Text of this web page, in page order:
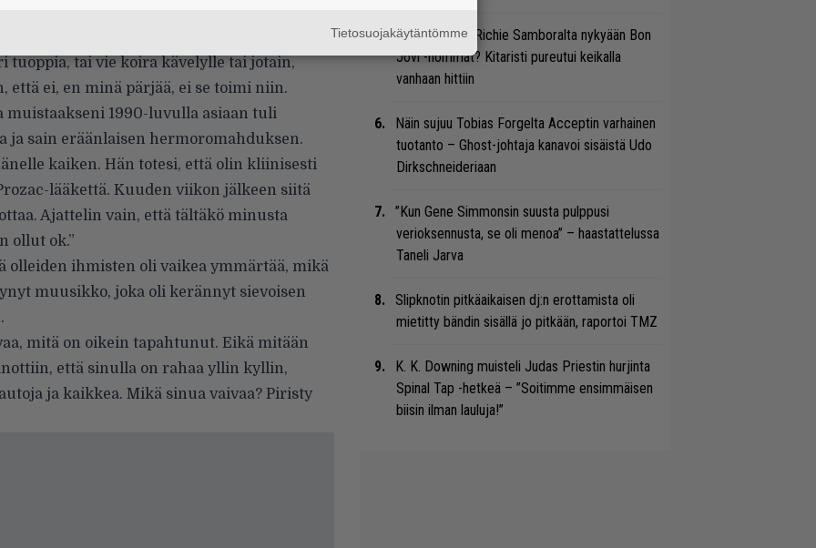
tuoppia, tai vie koira kävelylle tai jotain,
että ei, en minä pärjää, ei se toimi niin.
muistaakseni 1990-luvulla asiaan tuli
ja sain eräänlaisen hermoromahduksen.
kaiken. Hän totesi, että olin kliinisesti
lääkettä. Kuuden viikon jälkeen siitä
Ajattelin vain, että tältäkö minusta
ollut ok.”
ihmisten oli vaikea ymmärtää, mikä
muusikko, joka oli kerännyt sievoisen
mitä on oikein tapahtunut. Eikä mitään
että sinulla on rahaa yllin kyllin,
ja kaikkea. Mikä sinua vaivaa? Piristy
Miten sujuvat Richie Samboralta nykyään Bon
Jovi -hommat? Kitaristi pureutui keikalla
vanhaan hittiin
Näin sujuu Tobias Forgelta Acceptin varhainen
tuotanto – Ghost-johtaja kanavoi sisäistä Udo
Dirkschneideriaan
”Kun Gene Simmonsin suusta pulppusi
verioksennusta, se oli menoa” – haastattelussa
Taneli Jarva
Slipknotin pitkäaikaisen dj:n erottamista oli
mietitty bändin sisällä jo pitkään, raportoi TMZ
K. K. Downing muisteli Judas Priestin hurjinta
Spinal Tap -hetkeä – ”Soitimme ensimmäisen
biisin ilman lauluja!”
Tietosuojakäytäntömme